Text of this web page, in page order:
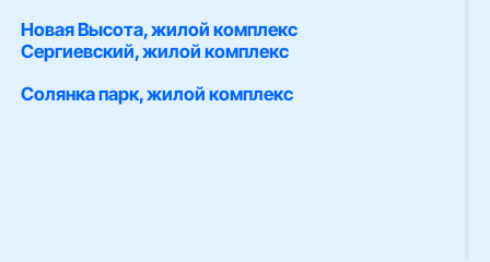
Новая Высота, жилой комплекс
Сергиевский, жилой комплекс
Солянка парк, жилой комплекс